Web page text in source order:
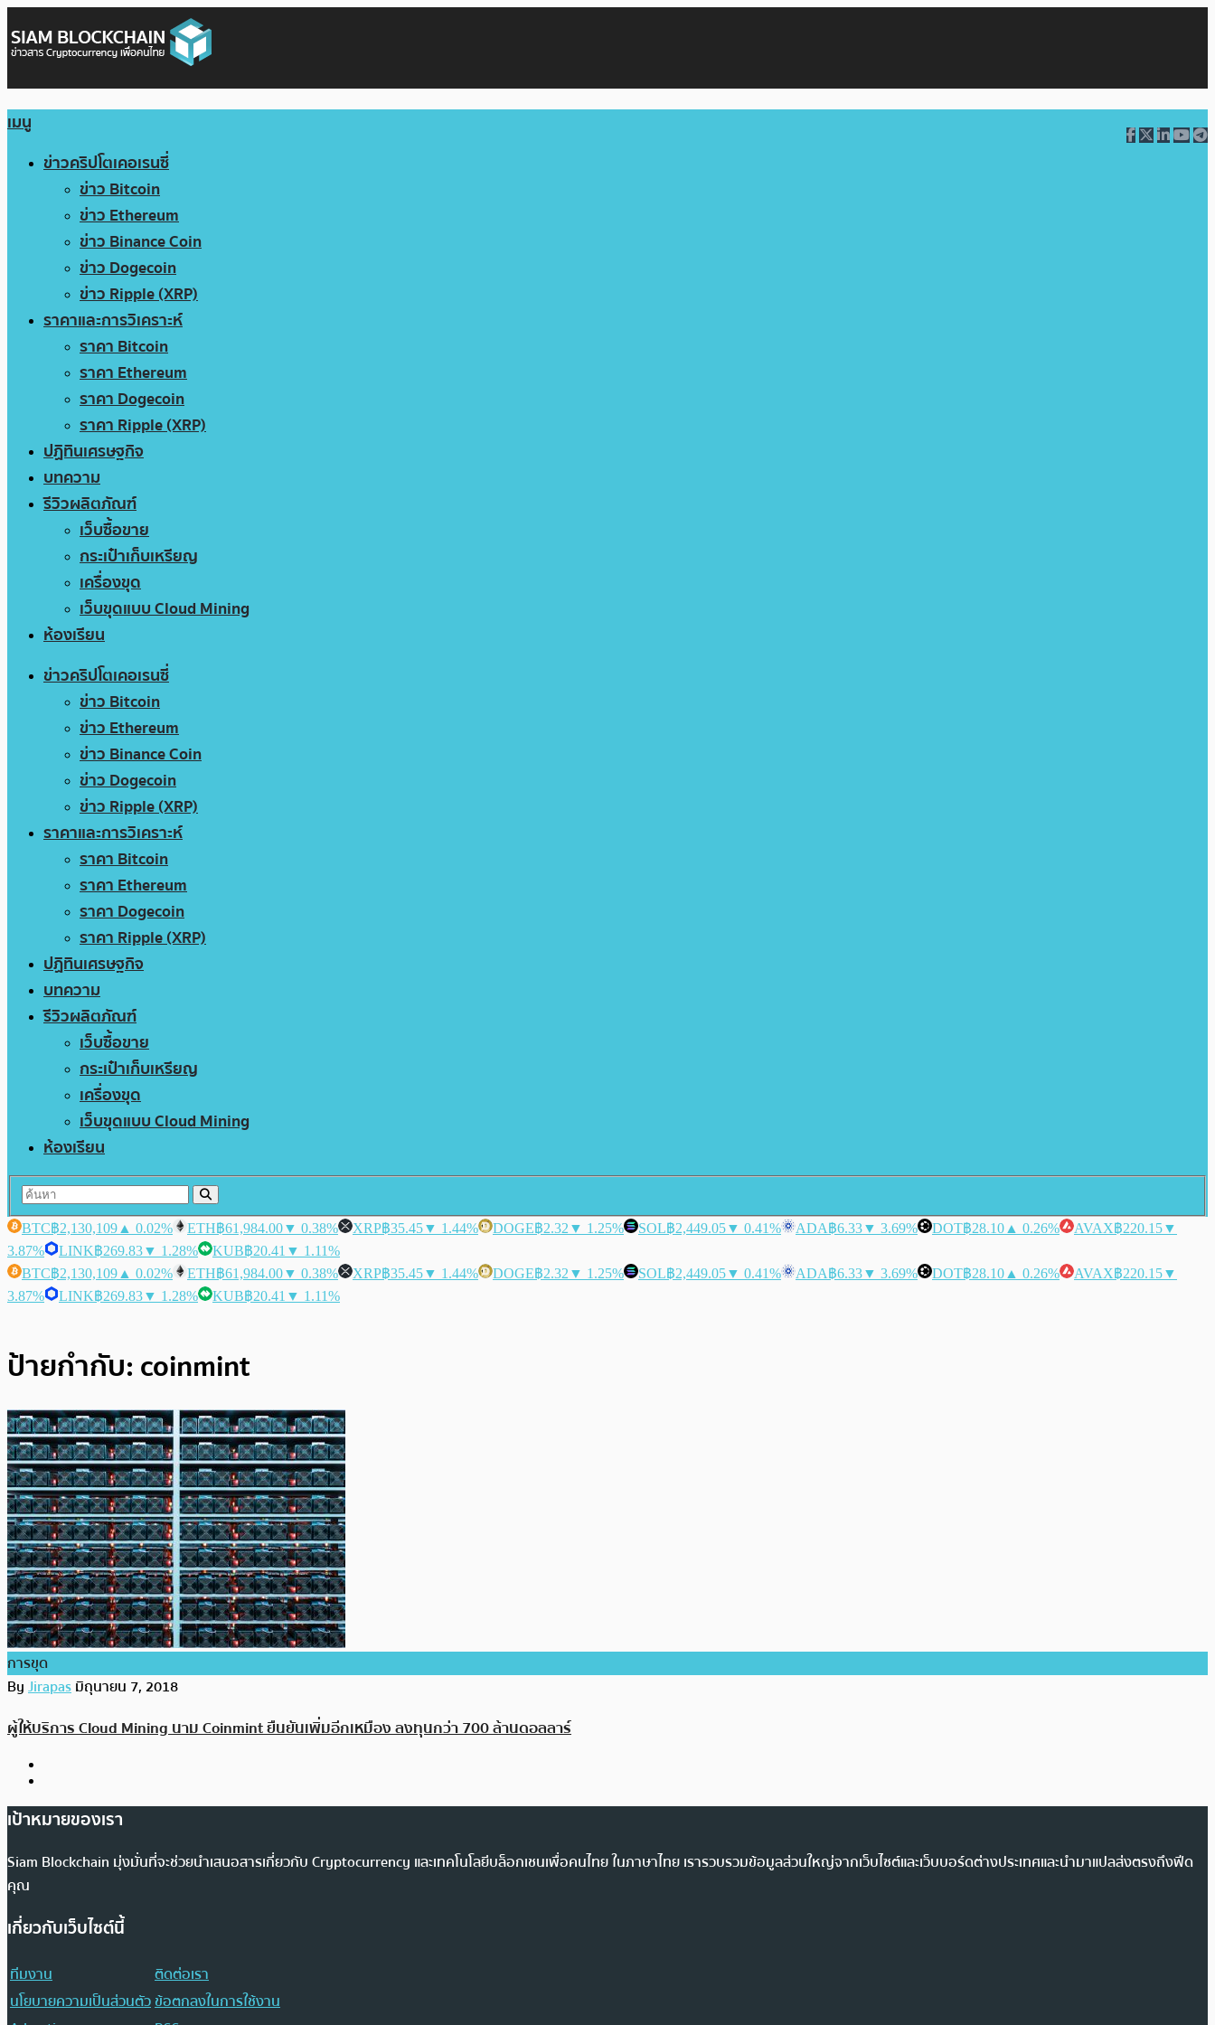
เมนู
ข่าวคริปโตเคอเรนซี่
ข่าว Bitcoin
ข่าว Ethereum
ข่าว Binance Coin
ข่าว Dogecoin
ข่าว Ripple (XRP)
ราคาและการวิเคราะห์
ราคา Bitcoin
ราคา Ethereum
ราคา Dogecoin
ราคา Ripple (XRP)
ปฏิทินเศรษฐกิจ
บทความ
รีวิวผลิตภัณฑ์
เว็บซื้อขาย
กระเป๋าเก็บเหรียญ
เครื่องขุด
เว็บขุดแบบ Cloud Mining
ห้องเรียน
ข่าวคริปโตเคอเรนซี่
ข่าว Bitcoin
ข่าว Ethereum
ข่าว Binance Coin
ข่าว Dogecoin
ข่าว Ripple (XRP)
ราคาและการวิเคราะห์
ราคา Bitcoin
ราคา Ethereum
ราคา Dogecoin
ราคา Ripple (XRP)
ปฏิทินเศรษฐกิจ
บทความ
รีวิวผลิตภัณฑ์
เว็บซื้อขาย
กระเป๋าเก็บเหรียญ
เครื่องขุด
เว็บขุดแบบ Cloud Mining
ห้องเรียน
BTC฿2,130,109 ▲ 0.02% ETH฿61,984.00▼ 0.38% XRP฿35.45▼ 1.44% DOGE฿2.32 ▼ 1.25% SOL฿2,449.05▼ 0.41% ADA฿6.33▼ 3.69% DOT฿28.10 ▲ 0.26% AVAX฿220.15▼
3.87%
LINK฿269.83▼ 1.28% KUB฿20.41 ▼ 1.11%
BTC฿2,130,109 ▲ 0.02% ETH฿61,984.00▼ 0.38% XRP฿35.45▼ 1.44% DOGE฿2.32 ▼ 1.25% SOL฿2,449.05▼ 0.41% ADA฿6.33▼ 3.69% DOT฿28.10 ▲ 0.26% AVAX฿220.15▼
3.87%
LINK฿269.83▼ 1.28% KUB฿20.41 ▼ 1.11%
ป้ายกำกับ: coinmint
การขุด
ByJirapasมิถุนายน 7, 2018
ผู้ให้บริการ Cloud Mining นาม Coinmint ยืนยันเพิ่มอีกเหมือง ลงทุนกว่า 700 ล้านดอลลาร์
เป้าหมายของเรา
Siam Blockchain มุ่งมั่นที่จะช่วยนำเสนอสารเกี่ยวกับ Cryptocurrency และเทคโนโลยีบล็อกเชนเพื่อคนไทย ในภาษาไทย เรารวบรวมข้อมูลส่วนใหญ่จากเว็บไซต์และเว็บบอร์ดต่างประเทศและนำมาแปลส่งตรงถึงฟีด
คุณ
เกี่ยวกับเว็บไซต์นี้
ทีมงาน
ติดต่อเรา
นโยบายความเป็นส่วนตัวข้อตกลงในการใช้งาน